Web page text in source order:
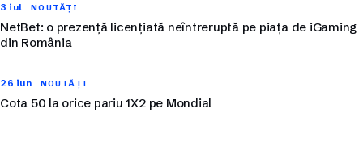
3 iul NOUTĂȚI
NetBet: o prezență licențiată neîntreruptă pe piața de iGaming
din România
26 iun NOUTĂȚI
Cota 50 la orice pariu 1X2 pe Mondial